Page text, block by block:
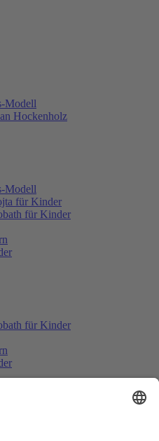
Modell
Hockenholz
Modell
für Kinder
für Kinder
für Kinder